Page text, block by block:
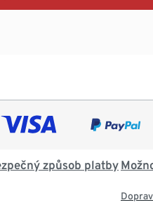
způsob platby